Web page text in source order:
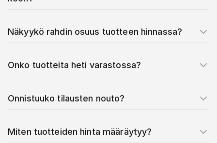
Näkyykö rahdin osuus tuotteen hinnassa?
Onko tuotteita heti varastossa?
Onnistuuko tilausten nouto?
Miten tuotteiden hinta määräytyy?